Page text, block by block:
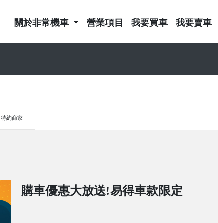
關於非常機車 營業項目 我要買車 我要賣車
特約商家
購車優惠大放送!易得車款限定